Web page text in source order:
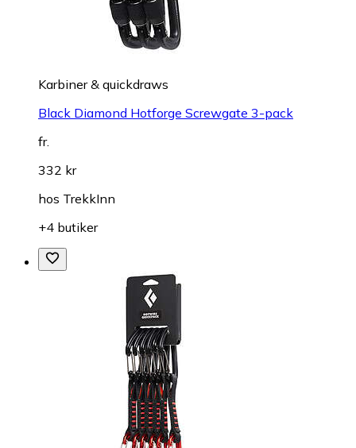
Karbiner & quickdraws
Black Diamond Hotforge Screwgate 3-pack
fr.
332 kr
hos TrekkInn
+4 butiker